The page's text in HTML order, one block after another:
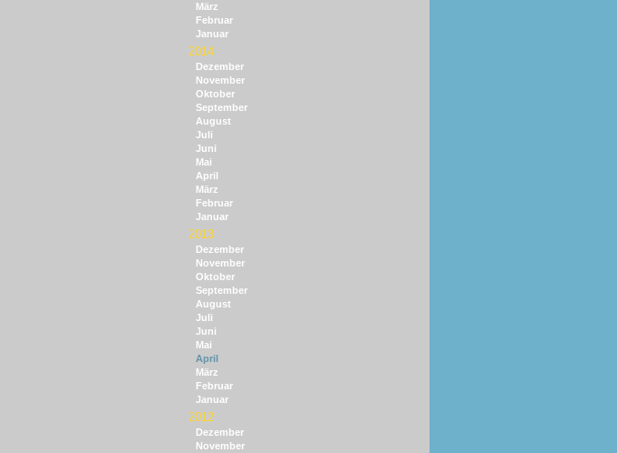
März
Februar
Januar
2014
Dezember
November
Oktober
September
August
Juli
Juni
Mai
April
März
Februar
Januar
2013
Dezember
November
Oktober
September
August
Juli
Juni
Mai
April
März
Februar
Januar
2012
Dezember
November